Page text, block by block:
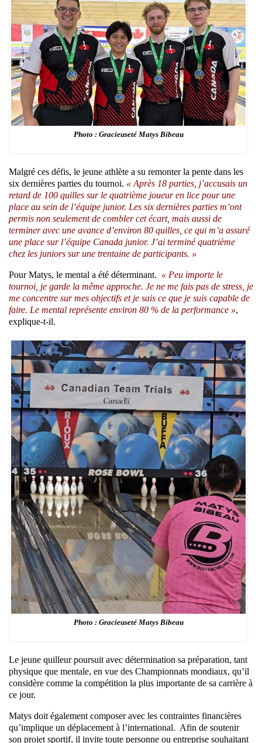
Photo : Gracieuseté Matys Bibeau
Malgré ces défis, le jeune athlète a su remonter la pente dans les
six dernières parties du tournoi. « Après 18 parties, j’accusais un
retard de 100 quilles sur le quatrième joueur en lice pour une
place au sein de l’équipe junior. Les six dernières parties m’ont
permis non seulement de combler cet écart, mais aussi de
terminer avec une avance d’environ 80 quilles, ce qui m’a assuré
une place sur l’équipe Canada junior. J’ai terminé quatrième
chez les juniors sur une trentaine de participants. »
Pour Matys, le mental a été déterminant. « Peu importe le
tournoi, je garde la même approche. Je ne me fais pas de stress, je
me concentre sur mes objectifs et je sais ce que je suis capable de
faire. Le mental représente environ 80 % de la performance »,
explique-t-il.
Photo : Gracieuseté Matys Bibeau
Le jeune quilleur poursuit avec détermination sa préparation, tant
physique que mentale, en vue des Championnats mondiaux, qu’il
considère comme la compétition la plus importante de sa carrière à
ce jour.
Matys doit également composer avec les contraintes financières
qu’implique un déplacement à l’international. Afin de soutenir
son projet sportif, il invite toute personne ou entreprise souhaitant